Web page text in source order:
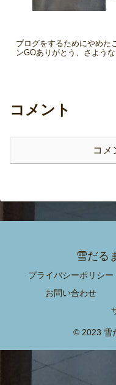
ブログをするためにやめた
ンGOありがとう、さような
コメント
コメ
雪だる
プライバシーポリシー
お問い合わせ
© 2023 雪